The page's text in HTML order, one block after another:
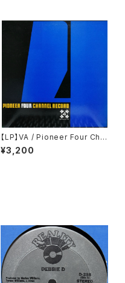
【LP】VA / Pioneer Four Cha
nnel Record
¥3,200